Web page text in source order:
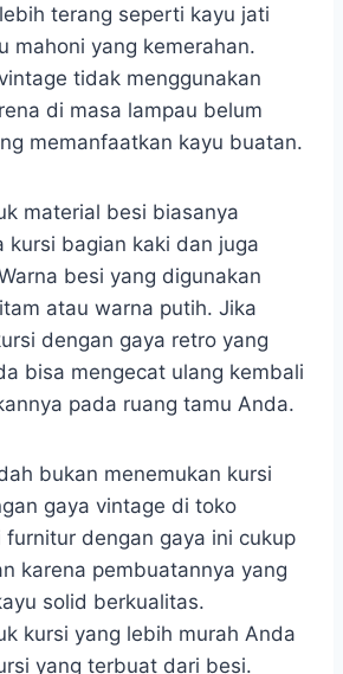
terang seperti kayu jati
mahoni yang kemerahan.
tidak menggunakan
di masa lampau belum
memanfaatkan kayu buatan.
material besi biasanya
kursi bagian kaki dan juga
besi yang digunakan
atau warna putih. Jika
dengan gaya retro yang
bisa mengecat ulang kembali
pada ruang tamu Anda.
bukan menemukan kursi
gaya vintage di toko
furnitur dengan gaya ini cukup
karena pembuatannya yang
solid berkualitas.
kursi yang lebih murah Anda
yang terbuat dari besi.